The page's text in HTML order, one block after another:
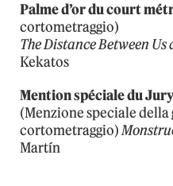
Palme d’or du court
cortometraggio)
The Distance Between Us
Kekatos
Mention spéciale du
(Menzione speciale
cortometraggio)
Martín